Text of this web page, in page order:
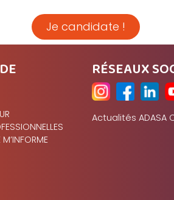
Je candidate !
RÉSEAUX
Actualités ADASA